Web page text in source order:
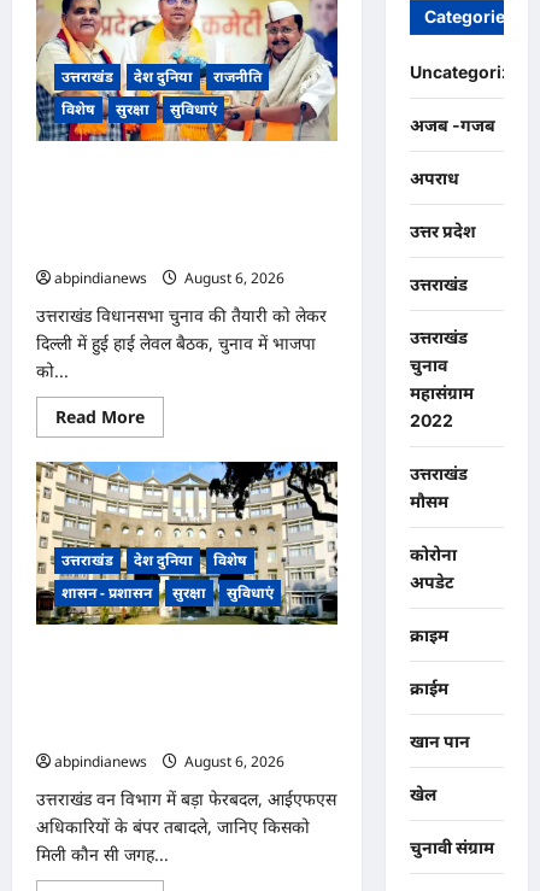
टनल
हादसा,
टनल
में
फंसे
41
मजदूरों
की
जान
गडकरी
प्रदान
किया
वीरता
उत्तराखंड देश दुनिया
राजनीति
विशेष
सुरक्षा सुविधाएं
abpindianews
August 6, 2026
उत्तराखंड विधानसभा चुनाव की तैयारी को लेकर
दिल्ली में हुई हाई लेवल बैठक, चुनाव में भाजपा
को...
Read MoreRead
more
उत्तराखंड
विधानसभा
चुनाव
की
तैयारी
को
लेकर
दिल्ली
में
हुई
हैट्रिक
दिलाएगा
Gen
Z,
हाईकमान
ने
तैयार
की
उत्तराखंड देश दुनिया
विशेष
शासन - प्रशासन
सुरक्षा सुविधाएं
abpindianews
August 6, 2026
उत्तराखंड वन विभाग में बड़ा फेरबदल, आईएफएस
अधिकारियों के बंपर तबादले, जानिए किसको
मिली कौन सी जगह...
Categories
Uncategorized
अजब -गजब
अपराध
उत्तर प्रदेश
उत्तराखंड
उत्तराखंड
चुनाव
महासंग्राम
2022
उत्तराखंड
मौसम
कोरोना
अपडेट
क्राइम
क्राईम
खान पान
खेल
चुनावी संग्राम